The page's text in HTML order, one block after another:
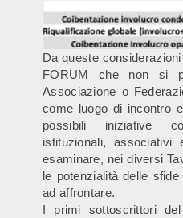
Da queste
FORUM che non si
Associazione o
come luogo di incontro
possibili iniziative
istituzionali, associativi
esaminare, nei diversi
le potenzialità delle
ad affrontare.
I primi sottoscrittori